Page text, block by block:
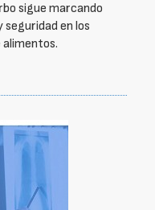
sigue marcando
seguridad en los